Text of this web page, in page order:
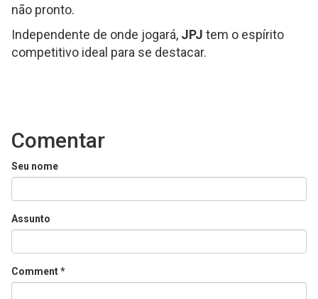
não pronto.
Independente de onde jogará, JPJ tem o espírito
competitivo ideal para se destacar.
Comentar
Seu nome
Assunto
Comment*